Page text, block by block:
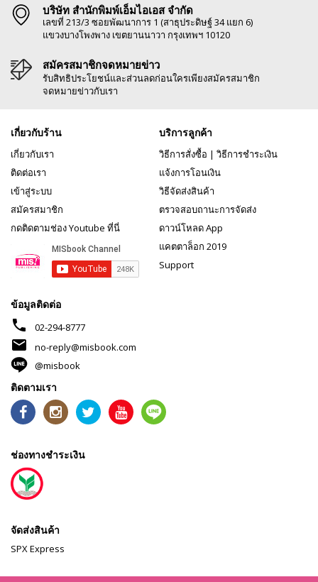
บริษัท สำนักพิมพ์เอ็มไอเอส จำกัด
เลขที่ 213/3 ซอยพัฒนาการ 1 (สาธุประดิษฐ์ 34 แยก 6)
แขวงบางโพงพาง เขตยานนาวา กรุงเทพฯ 10120
สมัครสมาชิกจดหมายข่าว
รับสิทธิประโยชน์และส่วนลดก่อนใครเพียงสมัครสมาชิก
จดหมายข่าวกับเรา
เกี่ยวกับร้าน
เกี่ยวกับเรา
ติดต่อเรา
เข้าสู่ระบบ
สมัครสมาชิก
กดติดตามช่อง Youtube ที่นี่
บริการลูกค้า
วิธีการสั่งซื้อ | วิธีการชำระเงิน
แจ้งการโอนเงิน
วิธีจัดส่งสินค้า
ตรวจสอบถานะการจัดส่ง
ดาวน์โหลด App
แคตตาล็อก 2019
Support
ข้อมูลติดต่อ
phone 02-294-8777
mail
no-reply@misbook.com
@misbook
ติดตามเรา
ช่องทางชำระเงิน
จัดส่งสินค้า
SPX Express